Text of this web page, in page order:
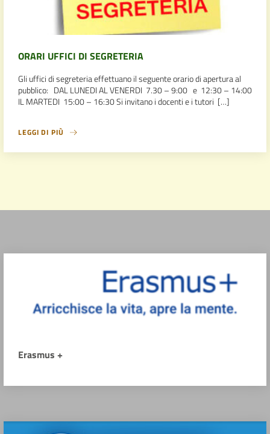
ORARI UFFICI DI SEGRETERIA
Gli uffici di segreteria effettuano il seguente orario di apertura al
pubblico: DAL LUNEDI AL VENERDI 7.30 – 9:00 e 12:30 – 14:00
IL MARTEDI 15:00 – 16:30 Si invitano i docenti e i tutori […]
LEGGI DI PIÙ
Erasmus +